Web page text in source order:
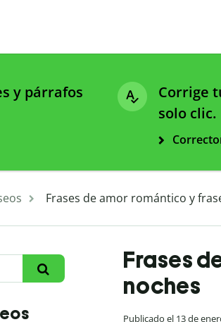
y párrafos
Corrige
solo clic.
Frases de amor romántico y
Frases
noches
Publicado el 13 de